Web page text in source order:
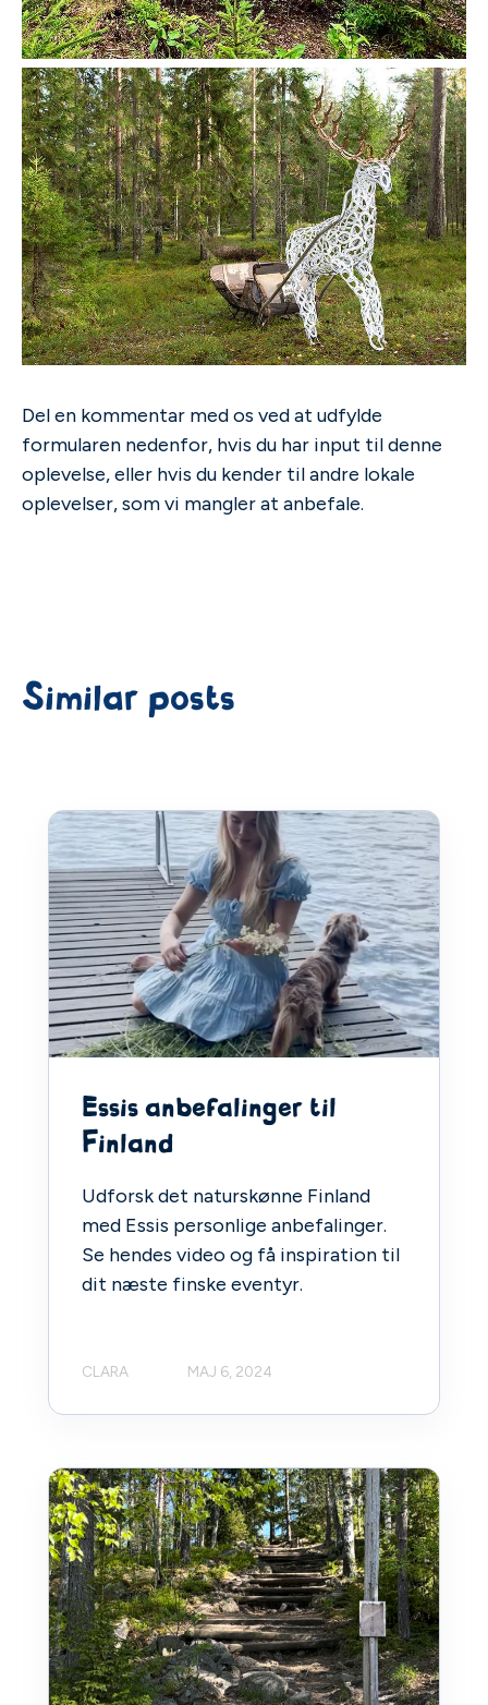
Del en kommentar med os ved at udfylde
formularen nedenfor, hvis du har input til denne
oplevelse, eller hvis du kender til andre lokale
oplevelser, som vi mangler at anbefale.
Similar posts
Essis anbefalinger til
Finland
Udforsk det naturskønne Finland
med Essis personlige anbefalinger.
Se hendes video og få inspiration til
dit næste finske eventyr.
CLARA MAJ 6, 2024